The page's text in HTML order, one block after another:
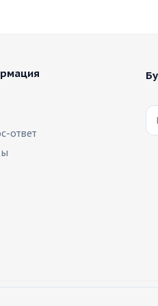
ответ